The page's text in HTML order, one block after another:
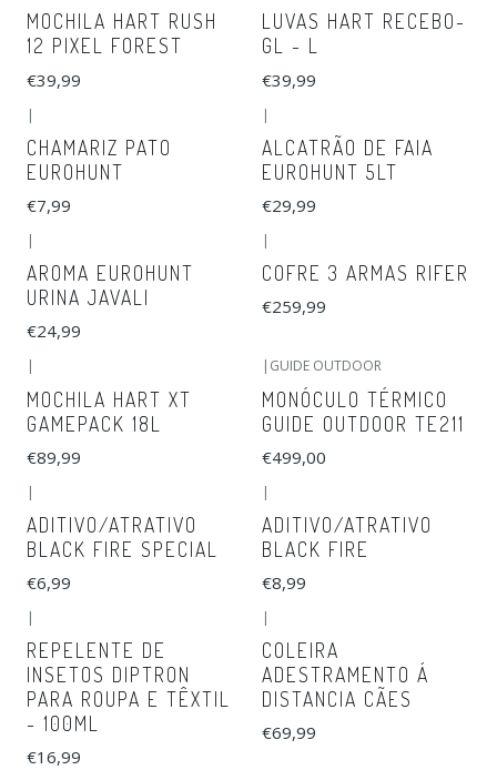
MOCHILA HART RUSH
12 PIXEL FOREST
€39,99
LUVAS HART RECEBO-
GL - L
€39,99
|
CHAMARIZ PATO
EUROHUNT
€7,99
|
ALCATRÃO DE FAIA
EUROHUNT 5LT
€29,99
|
AROMA EUROHUNT
URINA JAVALI
€24,99
|
COFRE 3 ARMAS RIFER
€259,99
|
MOCHILA HART XT
GAMEPACK 18L
€89,99
| GUIDE OUTDOOR
MONÓCULO TÉRMICO
GUIDE OUTDOOR TE211
€499,00
|
ADITIVO/ATRATIVO
BLACK FIRE SPECIAL
€6,99
|
ADITIVO/ATRATIVO
BLACK FIRE
€8,99
|
REPELENTE DE
INSETOS DIPTRON
PARA ROUPA E TÊXTIL
- 100ML
€16,99
|
COLEIRA
ADESTRAMENTO Á
DISTANCIA CÃES
€69,99